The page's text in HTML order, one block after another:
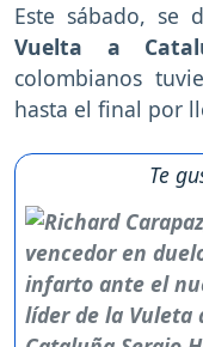
Este sábado, se
Vuelta a
colombianos
hasta el final por
Te